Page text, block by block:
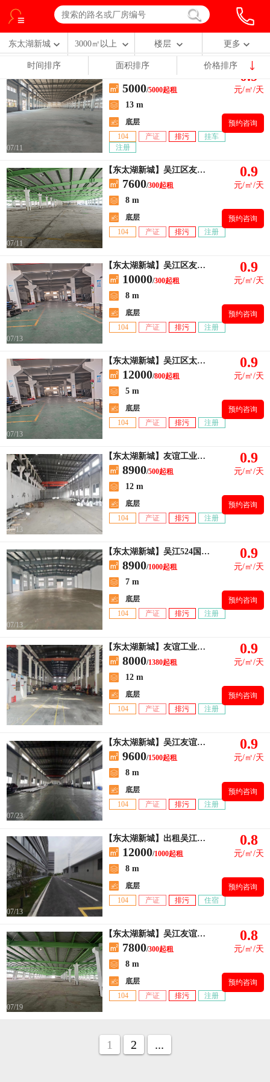
东太湖新城 3000㎡以上 楼层 更多
时间排序 面积排序 价格排序
07/11
5000/5000起租
13 m
底层
104
产证 排污
挂车
注册
0.9
元/㎡/天
预约咨询
07/11
【东太湖新城】吴江区友谊工业园区
7600/300起租
8 m
底层
104
产证 排污 注册
0.9
元/㎡/天
预约咨询
07/13
【东太湖新城】吴江区友谊工业友谊路
10000/300起租
8 m
底层
104
产证 排污 注册
0.9
元/㎡/天
预约咨询
07/13
【东太湖新城】吴江区太湖新城长安路
12000/800起租
5 m
底层
104
产证 排污 注册
0.9
元/㎡/天
预约咨询
07/13
【东太湖新城】友谊工业区单层厂房500平出租 带一部3t航车
8900/500起租
12 m
底层
104
产证 排污 注册
0.9
元/㎡/天
预约咨询
07/13
【东太湖新城】吴江524国道旁4000平米独栋单层标准厂房出租
8900/1000起租
7 m
底层
104
产证 排污 注册
0.9
元/㎡/天
预约咨询
07/15
【东太湖新城】友谊工业园出租单层厂房1380平，高度12米
8000/1380起租
12 m
底层
104
产证 排污 注册
0.9
元/㎡/天
预约咨询
07/23
【东太湖新城】吴江友谊工业园出租厂房1500平方
9600/1500起租
8 m
底层
104
产证 排污 注册
0.9
元/㎡/天
预约咨询
07/13
【东太湖新城】出租吴江八坼3000平高度8米新建厂房
12000/1000起租
8 m
底层
104
产证 排污 住宿
0.8
元/㎡/天
预约咨询
07/19
【东太湖新城】吴江友谊工业区全单层厂房总面积7800平，车间+办公室+宿舍
7800/300起租
8 m
底层
104
产证 排污 注册
0.8
元/㎡/天
预约咨询
1 2 ...